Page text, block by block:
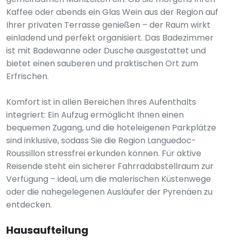
Kaffee oder abends ein Glas Wein aus der Region auf
Ihrer privaten Terrasse genießen – der Raum wirkt
einladend und perfekt organisiert. Das Badezimmer
ist mit Badewanne oder Dusche ausgestattet und
bietet einen sauberen und praktischen Ort zum
Erfrischen.
Komfort ist in allen Bereichen Ihres Aufenthalts
integriert: Ein Aufzug ermöglicht Ihnen einen
bequemen Zugang, und die hoteleigenen Parkplätze
sind inklusive, sodass Sie die Region Languedoc-
Roussillon stressfrei erkunden können. Für aktive
Reisende steht ein sicherer Fahrradabstellraum zur
Verfügung – ideal, um die malerischen Küstenwege
oder die nahegelegenen Ausläufer der Pyrenäen zu
entdecken.
Hausaufteilung